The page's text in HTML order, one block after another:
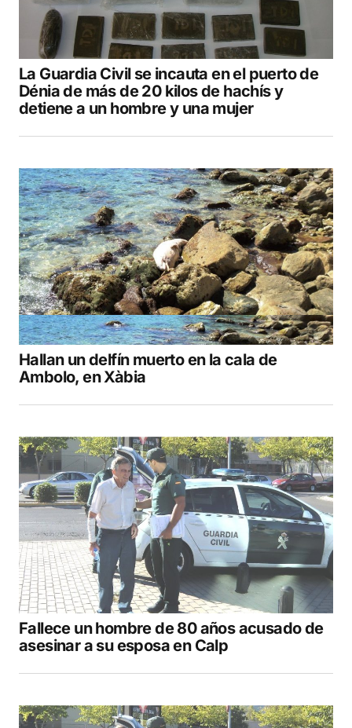
Guarda mi nombre, correo electrónico y web
en este navegador para la próxima vez que
comente.
COMENTAR
La Guardia Civil se incauta en el puerto de
Dénia de más de 20 kilos de hachís y
detiene a un hombre y una mujer
Hallan un delfín muerto en la cala de
Ambolo, en Xàbia
Fallece un hombre de 80 años acusado de
asesinar a su esposa en Calp